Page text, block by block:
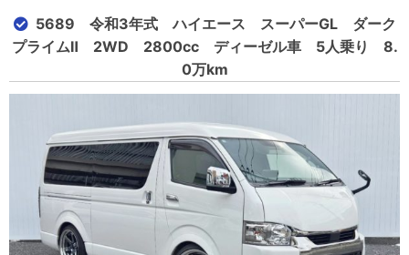
5689 令和3年式 ハイエース スーパーGL ダーク
プライムⅡ 2WD 2800cc ディーゼル車 5人乗り 8.
0万km